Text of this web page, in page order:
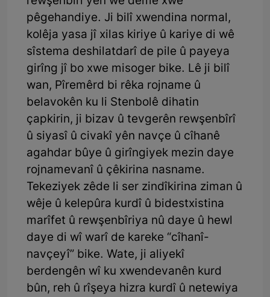
pêgehandiye. Ji bilî xwendina normal,
kolêja yasa jî xilas kiriye û kariye di wê
sîstema deshilatdarî de pile û payeya
girîng jî bo xwe misoger bike. Lê ji bilî
wan, Pîremêrd bi rêka rojname û
belavokên ku li Stenbolê dihatin
çapkirin, ji bizav û tevgerên rewşenbîrî
û siyasî û civakî yên navçe û cîhanê
agahdar bûye û girîngiyek mezin daye
rojnamevanî û çêkirina nasname.
Tekeziyek zêde li ser zindîkirina ziman û
wêje û kelepûra kurdî û bidestxistina
marîfet û rewşenbîriya nû daye û hewl
daye di wî warî de kareke “cîhanî-
navçeyî” bike. Wate, ji aliyekî
berdengên wî ku xwendevanên kurd
bûn, reh û rîşeya hizra kurdî û netewiya